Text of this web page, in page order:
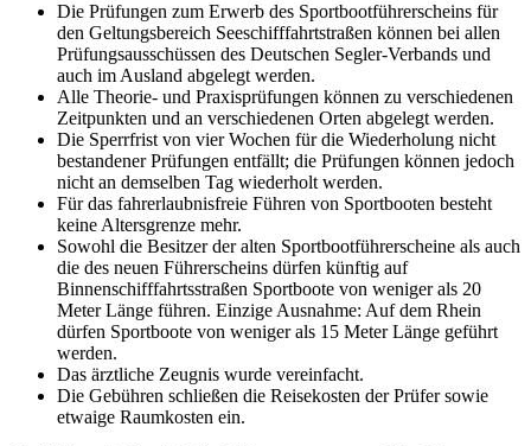
Die Prüfungen zum Erwerb des Sportbootführerscheins für
den Geltungsbereich Seeschifffahrtstraßen können bei allen
Prüfungsausschüssen des Deutschen Segler-Verbands und
auch im Ausland abgelegt werden.
Alle Theorie- und Praxisprüfungen können zu verschiedenen
Zeitpunkten und an verschiedenen Orten abgelegt werden.
Die Sperrfrist von vier Wochen für die Wiederholung nicht
bestandener Prüfungen entfällt; die Prüfungen können jedoch
nicht an demselben Tag wiederholt werden.
Für das fahrerlaubnisfreie Führen von Sportbooten besteht
keine Altersgrenze mehr.
Sowohl die Besitzer der alten Sportbootführerscheine als auch
die des neuen Führerscheins dürfen künftig auf
Binnenschifffahrtsstraßen Sportboote von weniger als 20
Meter Länge führen. Einzige Ausnahme: Auf dem Rhein
dürfen Sportboote von weniger als 15 Meter Länge geführt
werden.
Das ärztliche Zeugnis wurde vereinfacht.
Die Gebühren schließen die Reisekosten der Prüfer sowie
etwaige Raumkosten ein.